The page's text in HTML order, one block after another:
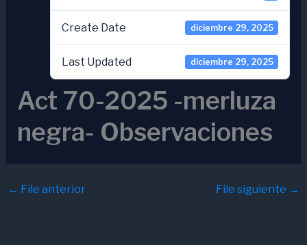
Create Date diciembre 29, 2025
Last Updated diciembre 29, 2025
Act 70-2025 -merluza
negra- Observaciones
← File anterior File siguiente →